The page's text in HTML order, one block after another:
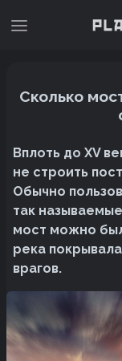
Сколько
Вплоть до XV
не строить
Обычно
так
мост можно
река
врагов.